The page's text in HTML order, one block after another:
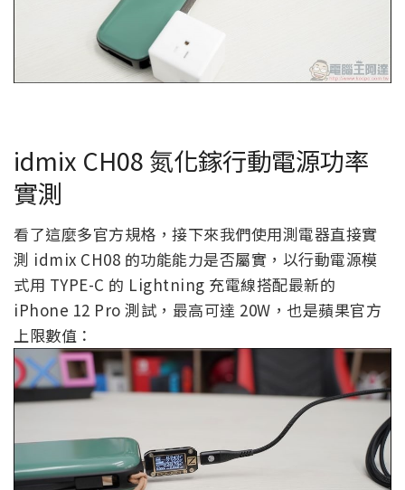
idmix CH08 氮化鎵行動電源功率
實測
看了這麼多官方規格，接下來我們使用測電器直接實
測 idmix CH08 的功能能力是否屬實，以行動電源模
式用 TYPE-C 的 Lightning 充電線搭配最新的
iPhone 12 Pro 測試，最高可達 20W，也是蘋果官方
上限數值：